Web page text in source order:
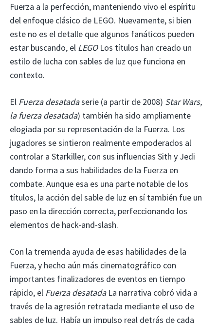
Fuerza a la perfección, manteniendo vivo el espíritu
del enfoque clásico de LEGO. Nuevamente, si bien
este no es el detalle que algunos fanáticos pueden
estar buscando, el LEGO Los títulos han creado un
estilo de lucha con sables de luz que funciona en
contexto.
El Fuerza desatadaserie (a partir de 2008) Star Wars,
la fuerza desatada) también ha sido ampliamente
elogiada por su representación de la Fuerza. Los
jugadores se sintieron realmente empoderados al
controlar a Starkiller, con sus influencias Sith y Jedi
dando forma a sus habilidades de la Fuerza en
combate. Aunque esa es una parte notable de los
títulos, la acción del sable de luz en sí también fue un
paso en la dirección correcta, perfeccionando los
elementos de hack-and-slash.
Con la tremenda ayuda de esas habilidades de la
Fuerza, y hecho aún más cinematográfico con
importantes finalizadores de eventos en tiempo
rápido, el Fuerza desatadaLa narrativa cobró vida a
través de la agresión retratada mediante el uso de
sables de luz. Había un impulso real detrás de cada